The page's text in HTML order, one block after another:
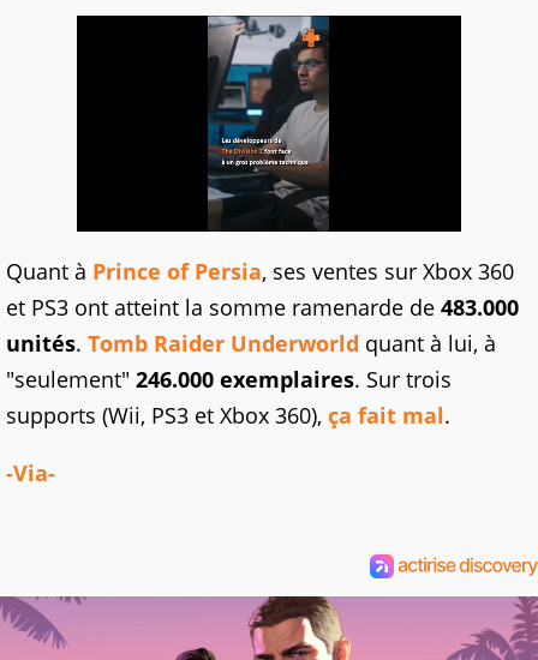
Quant à Prince of Persia, ses ventes sur Xbox 360
et PS3 ont atteint la somme ramenarde de 483.000
unités. Tomb Raider Underworld quant à lui, à
"seulement" 246.000 exemplaires. Sur trois
supports (Wii, PS3 et Xbox 360), ça fait mal.
-Via-